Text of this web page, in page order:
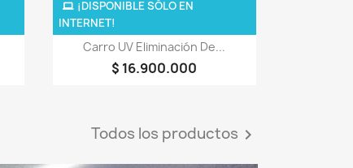
Vista rápida
Carro UV Eliminación De...
$ 16.900.000
¡DISPONIBLE SÓLO EN
INTERNET!
Todos los productos 